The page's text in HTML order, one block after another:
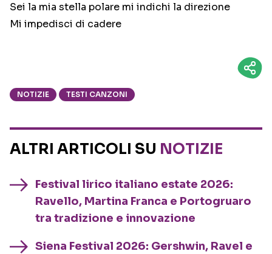
Sei la mia stella polare mi indichi la direzione
Mi impedisci di cadere
NOTIZIE TESTI CANZONI
ALTRI ARTICOLI SU NOTIZIE
Festival lirico italiano estate 2026:
Ravello, Martina Franca e Portogruaro
tra tradizione e innovazione
Siena Festival 2026: Gershwin, Ravel e